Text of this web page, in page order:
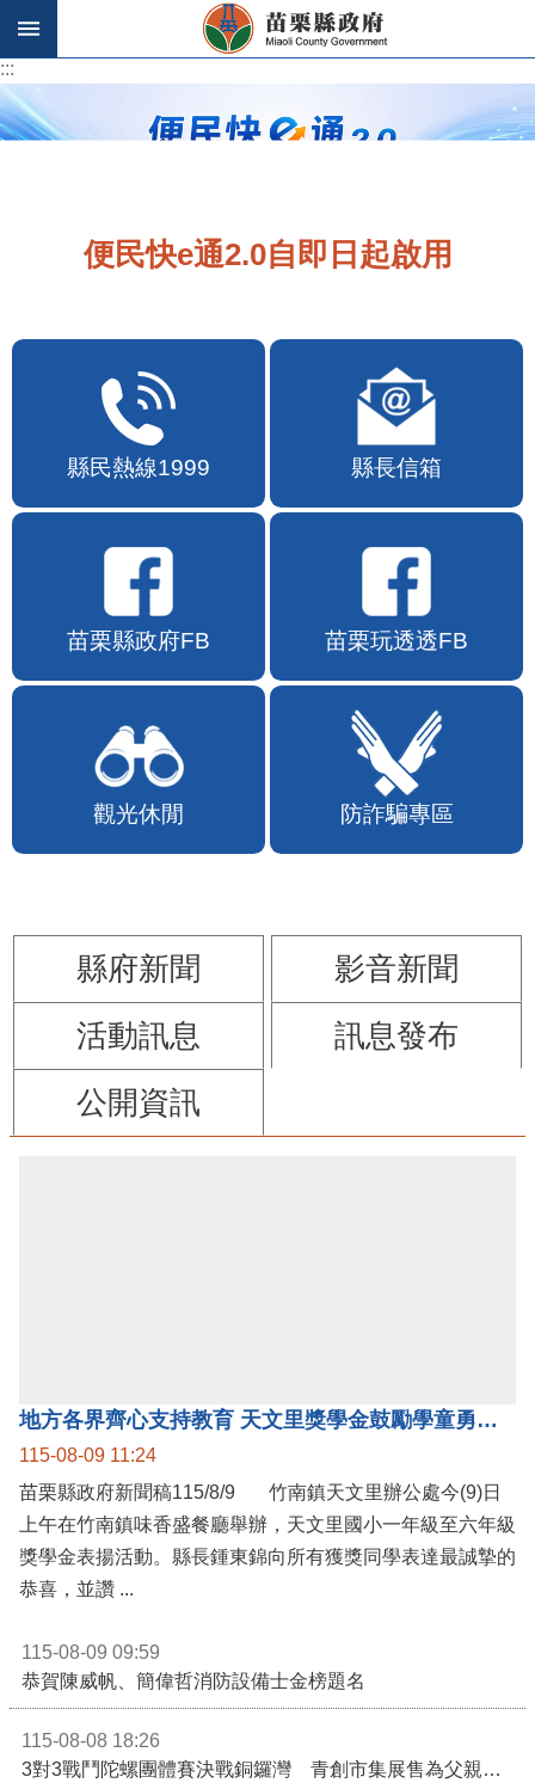
跳到主要內容區塊
:::
:::
便民快e通2.0自即日起啟用
縣民熱線1999 縣長信箱
苗栗縣政府FB 苗栗玩透透FB
觀光休閒 防詐騙專區
縣府新聞
影音新聞
活動訊息
訊息發布
公開資訊
地方各界齊心支持教育 天文里獎學金鼓勵學童勇敢追夢
115-08-09 11:24
苗栗縣政府新聞稿115/8/9 竹南鎮天文里辦公處今(9)日
上午在竹南鎮味香盛餐廳舉辦，天文里國小一年級至六年級
獎學金表揚活動。縣長鍾東錦向所有獲獎同學表達最誠摯的
恭喜，並讚 ...
115-08-09 09:59
恭賀陳威帆、簡偉哲消防設備士金榜題名
115-08-08 18:26
3對3戰鬥陀螺團體賽決戰銅鑼灣 青創市集展售為父親節增添繽紛